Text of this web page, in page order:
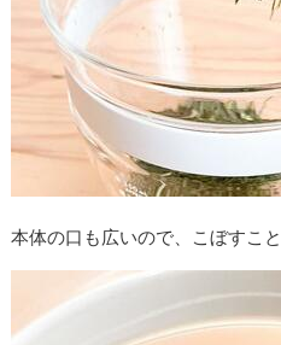
本体の口も広いので、こぼすこ